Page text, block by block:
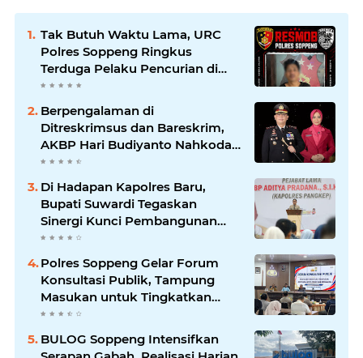
Tak Butuh Waktu Lama, URC
Polres Soppeng Ringkus
Terduga Pelaku Pencurian di
Liliriaja
Berpengalaman di
Ditreskrimsus dan Bareskrim,
AKBP Hari Budiyanto Nahkodai
Polres Soppeng
Di Hadapan Kapolres Baru,
Bupati Suwardi Tegaskan
Sinergi Kunci Pembangunan
Soppeng
Polres Soppeng Gelar Forum
Konsultasi Publik, Tampung
Masukan untuk Tingkatkan
Pelayanan
BULOG Soppeng Intensifkan